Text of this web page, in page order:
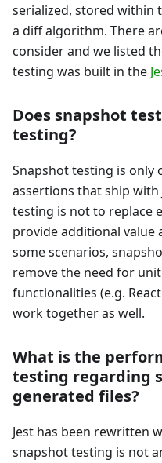
serialized, stored within
a diff algorithm. There
consider and we listed
testing was built in the
Does snapshot
testing?
Snapshot testing is only
assertions that ship with
testing is not to replace
provide additional value
some scenarios,
remove the need for
functionalities (e.g.
work together as well.
What is the
testing regarding
generated files?
Jest has been rewritten
snapshot testing is not